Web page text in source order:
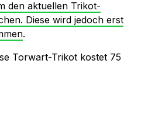
den aktuellen Trikot-
Diese wird jedoch erst
.
Torwart-Trikot kostet 75